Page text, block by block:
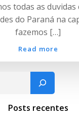
todas as
do Paraná na
fazemos […]
Read more
Pesquisar
Posts recentes